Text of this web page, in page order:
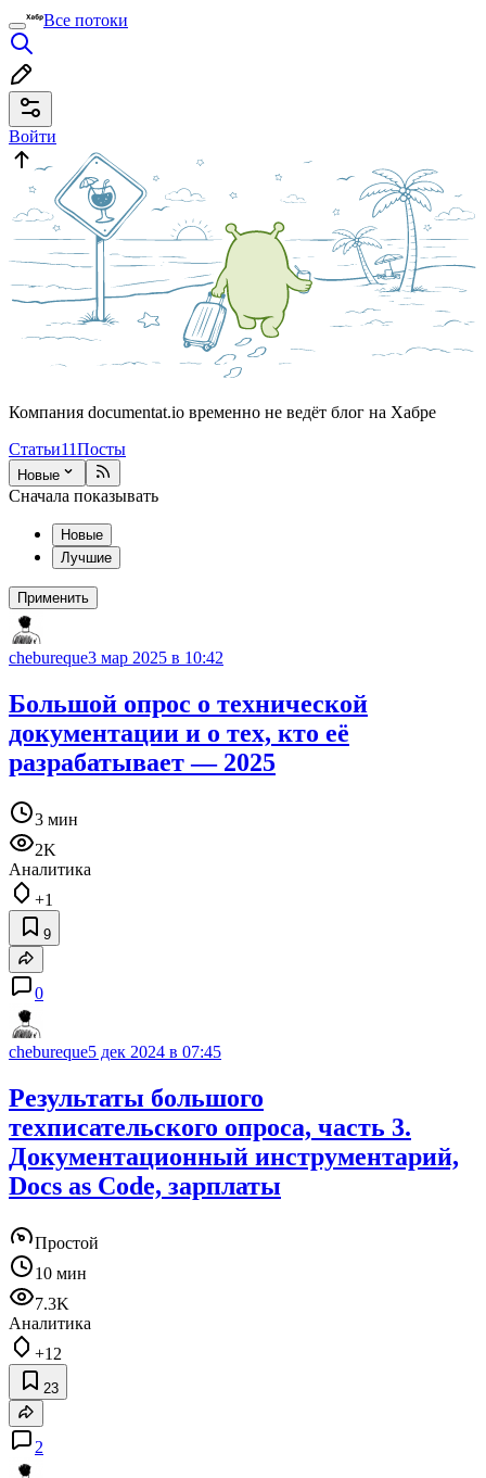
Все потоки
Войти
Компания documentat.io временно не ведёт блог на Хабре
Статьи11Посты
Новые
Сначала показывать
Новые
Лучшие
Применить
chebureque3 мар 2025 в 10:42
Большой опрос о технической
документации и о тех, кто её
разрабатывает — 2025
3 мин
2K
Аналитика
+1
9
0
chebureque5 дек 2024 в 07:45
Результаты большого
техписательского опроса, часть 3.
Документационный инструментарий,
Docs as Code, зарплаты
Простой
10 мин
7.3K
Аналитика
+12
23
2